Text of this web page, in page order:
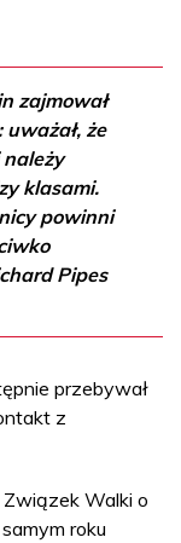
zajmował
że
klasami.
powinni
Pipes
przebywał
z
Związek Walki o
roku